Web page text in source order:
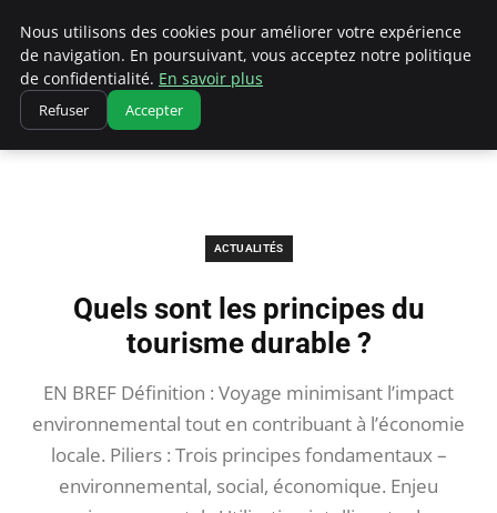
Correze Co
Accueil Actualités Quels sont les principes du tourisme durable ?
ACTUALITÉS
Quels sont les principes du
tourisme durable ?
EN BREF Définition : Voyage minimisant l’impact
environnemental tout en contribuant à l’économie
locale. Piliers : Trois principes fondamentaux –
environnemental, social, économique. Enjeu
Nous utilisons des cookies pour améliorer votre expérience
de navigation. En poursuivant, vous acceptez notre politique
de confidentialité. En savoir plus
Refuser Accepter